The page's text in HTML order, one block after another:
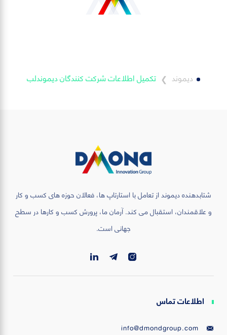
دیموند ❯ تکمیل اطلاعات شرکت کنندگان دیموندلب
شتابدهنده دیموند از تعامل با استارتاپ ها، فعالان حوزه های کسب و کار
و علاقمندان، استقبال می کند. آرمان ما، پرورش کسب و کارها در سطح
جهانی است.
اطلاعات تماس
info@dmondgroup.com